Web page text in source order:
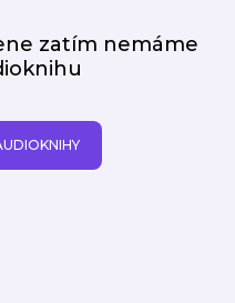
zatím nemáme